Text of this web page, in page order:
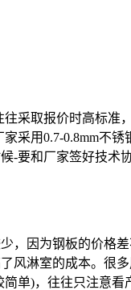
采取报价时高标准
采用0.7-0.8mm不锈
-要和厂家签好技术
，因为钢板的价格
风淋室的成本。很
单)，往往只注意看